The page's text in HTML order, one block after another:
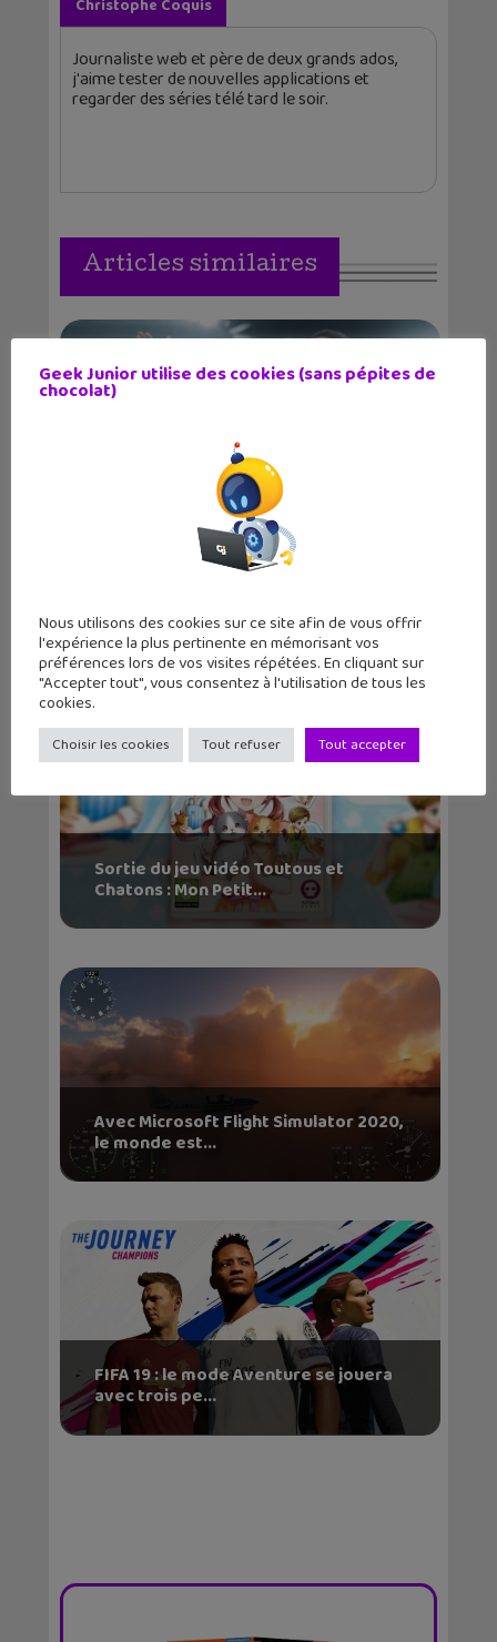
Christophe Coquis
Journaliste web et père de deux grands ados,
j'aime tester de nouvelles applications et
regarder des séries télé tard le soir.
Articles similaires
Simulation de football : le nouveau EA
Sortie du jeu vidéo Toutous et
Chatons : Mon Petit...
Avec Microsoft Flight Simulator 2020,
le monde est...
FIFA 19 : le mode Aventure se jouera
avec trois pe...
Geek Junior utilise des cookies (sans pépites de
chocolat)
Nous utilisons des cookies sur ce site afin de vous offrir
l'expérience la plus pertinente en mémorisant vos
préférences lors de vos visites répétées. En cliquant sur
"Accepter tout", vous consentez à l'utilisation de tous les
cookies.
Choisir les cookies Tout refuser Tout accepter